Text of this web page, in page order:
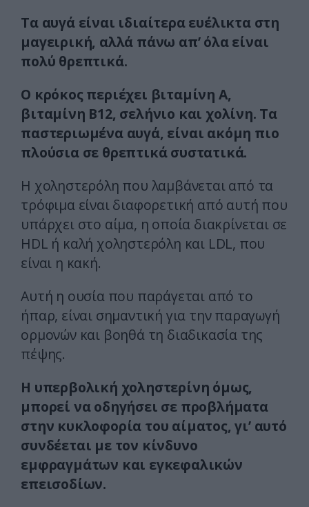
Τα αυγά είναι ιδιαίτερα ευέλικτα στη
μαγειρική, αλλά πάνω απ’ όλα είναι
πολύ θρεπτικά.
Ο κρόκος περιέχει βιταμίνη Α,
βιταμίνη Β12, σελήνιο και χολίνη. Τα
παστεριωμένα αυγά, είναι ακόμη πιο
πλούσια σε θρεπτικά συστατικά.
Η χοληστερόλη που λαμβάνεται από τα
τρόφιμα είναι διαφορετική από αυτή που
υπάρχει στο αίμα, η οποία διακρίνεται σε
HDL ή καλή χοληστερόλη και LDL, που
είναι η κακή.
Αυτή η ουσία που παράγεται από το
ήπαρ, είναι σημαντική για την παραγωγή
ορμονών και βοηθά τη διαδικασία της
πέψης.
Η υπερβολική χοληστερίνη όμως,
μπορεί να οδηγήσει σε προβλήματα
στην κυκλοφορία του αίματος, γι’ αυτό
συνδέεται με τον κίνδυνο
εμφραγμάτων και εγκεφαλικών
επεισοδίων.